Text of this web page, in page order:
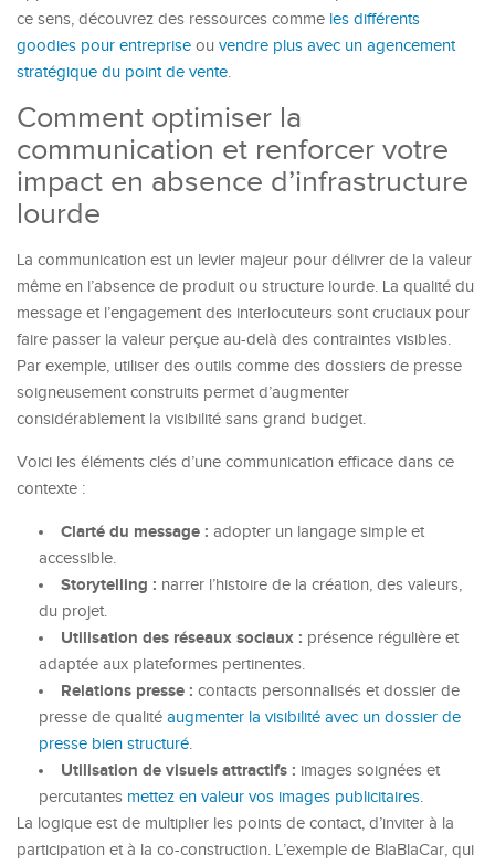
ce sens, découvrez des ressources comme les différents
goodies pour entreprise ou vendre plus avec un agencement
stratégique du point de vente.
Comment optimiser la
communication et renforcer votre
impact en absence d’infrastructure
lourde
La communication est un levier majeur pour délivrer de la valeur
même en l’absence de produit ou structure lourde. La qualité du
message et l’engagement des interlocuteurs sont cruciaux pour
faire passer la valeur perçue au-delà des contraintes visibles.
Par exemple, utiliser des outils comme des dossiers de presse
soigneusement construits permet d’augmenter
considérablement la visibilité sans grand budget.
Voici les éléments clés d’une communication efficace dans ce
contexte :
Clarté du message : adopter un langage simple et
accessible.
Storytelling : narrer l’histoire de la création, des valeurs,
du projet.
Utilisation des réseaux sociaux : présence régulière et
adaptée aux plateformes pertinentes.
Relations presse : contacts personnalisés et dossier de
presse de qualité augmenter la visibilité avec un dossier de
presse bien structuré.
Utilisation de visuels attractifs : images soignées et
percutantes mettez en valeur vos images publicitaires.
La logique est de multiplier les points de contact, d’inviter à la
participation et à la co-construction. L’exemple de BlaBlaCar, qui